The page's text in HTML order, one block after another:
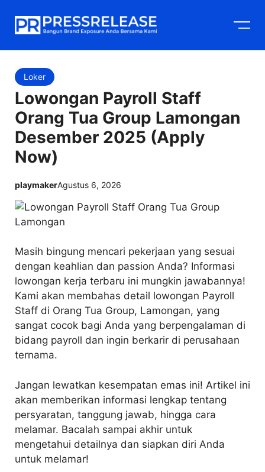
Loker
Lowongan Payroll Staff
Orang Tua Group Lamongan
Desember 2025 (Apply
Now)
playmakerAgustus 6, 2026
Masih bingung mencari pekerjaan yang sesuai
dengan keahlian dan passion Anda? Informasi
lowongan kerja terbaru ini mungkin jawabannya!
Kami akan membahas detail lowongan Payroll
Staff di Orang Tua Group, Lamongan, yang
sangat cocok bagi Anda yang berpengalaman di
bidang payroll dan ingin berkarir di perusahaan
ternama.
Jangan lewatkan kesempatan emas ini! Artikel ini
akan memberikan informasi lengkap tentang
persyaratan, tanggung jawab, hingga cara
melamar. Bacalah sampai akhir untuk
mengetahui detailnya dan siapkan diri Anda
untuk melamar!